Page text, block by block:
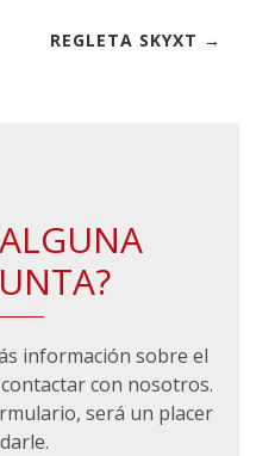
REGLETA SKYXT →
información sobre el
con nosotros.
será un placer